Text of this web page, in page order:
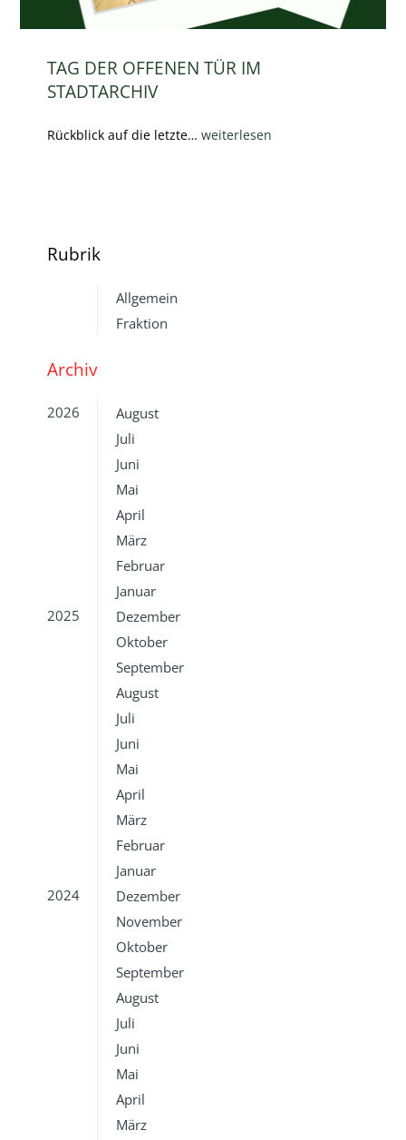
TAG DER OFFENEN TÜR IM
STADTARCHIV
Rückblick auf die letzte…weiterlesen
Rubrik
Allgemein
Fraktion
Archiv
2026
August
Juli
Juni
Mai
April
März
Februar
Januar
2025
Dezember
Oktober
September
August
Juli
Juni
Mai
April
März
Februar
Januar
2024
Dezember
November
Oktober
September
August
Juli
Juni
Mai
April
März